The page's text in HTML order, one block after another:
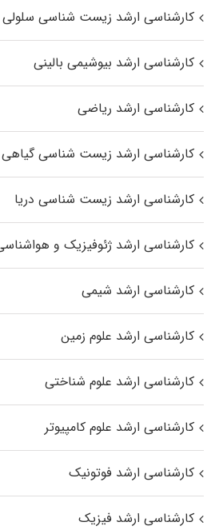
کارشناسی ارشد زیست شناسی سلولی
کارشناسی ارشد بیوشیمی بالینی
کارشناسی ارشد ریاضی
کارشناسی ارشد زیست‌ شناسی گیاهی
کارشناسی ارشد زیست‌ شناسی دریا
کارشناسی ارشد ژئوفیزیک و
کارشناسی ارشد شیمی
کارشناسی ارشد علوم زمین
کارشناسی ارشد علوم شناختی
کارشناسی ارشد علوم کامپیوتر
کارشناسی ارشد فوتونیک
کارشناسی ارشد فیزیک